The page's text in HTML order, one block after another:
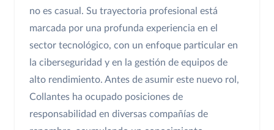
no es casual. Su trayectoria profesional está
marcada por una profunda experiencia en el
sector tecnológico, con un enfoque particular en
la ciberseguridad y en la gestión de equipos de
alto rendimiento. Antes de asumir este nuevo rol,
Collantes ha ocupado posiciones de
responsabilidad en diversas compañías de